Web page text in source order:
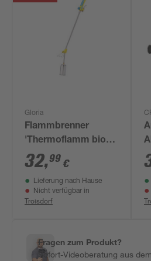
Gloria
Flammbrenner
'Thermoflamm bio
Professional Plus'
32,99 €
Lieferung nach Hause
Nicht verfügbar in
Troisdorf
Fragen zum Produkt?
Sofort-Videoberatung aus